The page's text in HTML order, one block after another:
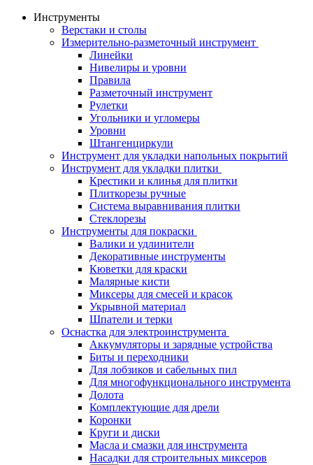
Инструменты
Верстаки и столы
Измерительно-разметочный инструмент
Линейки
Нивелиры и уровни
Правила
Разметочный инструмент
Рулетки
Угольники и угломеры
Уровни
Штангенциркули
Инструмент для укладки напольных покрытий
Инструмент для укладки плитки
Крестики и клинья для плитки
Плиткорезы ручные
Система выравнивания плитки
Стеклорезы
Инструменты для покраски
Валики и удлинители
Декоративные инструменты
Кюветки для краски
Малярные кисти
Миксеры для смесей и красок
Укрывной материал
Шпатели и терки
Оснастка для электроинструмента
Аккумуляторы и зарядные устройства
Биты и переходники
Для лобзиков и сабельных пил
Для многофункционального инструмента
Долота
Комплектующие для дрели
Коронки
Круги и диски
Масла и смазки для инструмента
Насадки для строительных миксеров